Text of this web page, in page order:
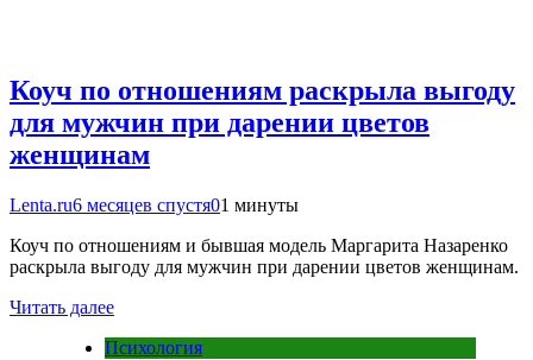
Коуч по отношениям раскрыла выгоду
для мужчин при дарении цветов
женщинам
Lenta.ru6 месяцев спустя01 минуты
Коуч по отношениям и бывшая модель Маргарита Назаренко
раскрыла выгоду для мужчин при дарении цветов женщинам.
Читать далее
Психология